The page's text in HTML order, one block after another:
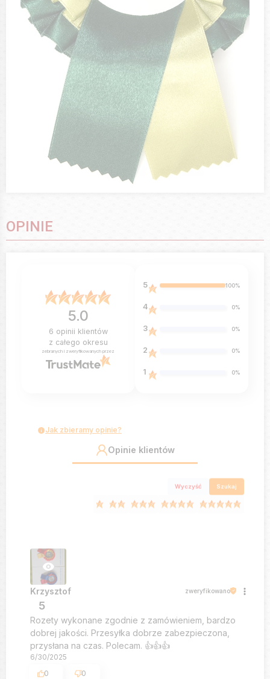
OPINIE
5.0
6 opinii klientów
z całego okresu
zebranych i zweryfikowanych przez
5 100%
4 0%
3 0%
2 0%
1 0%
Jak zbieramy opinie?
Opinie klientów
Wyczyść Szukaj
Krzysztof zweryfikowano
5
Rozety wykonane zgodnie z zamówieniem, bardzo
dobrej jakości. Przesyłka dobrze zabezpieczona,
przysłana na czas. Polecam. 👍️👍️👍️
6/30/2025
0
0